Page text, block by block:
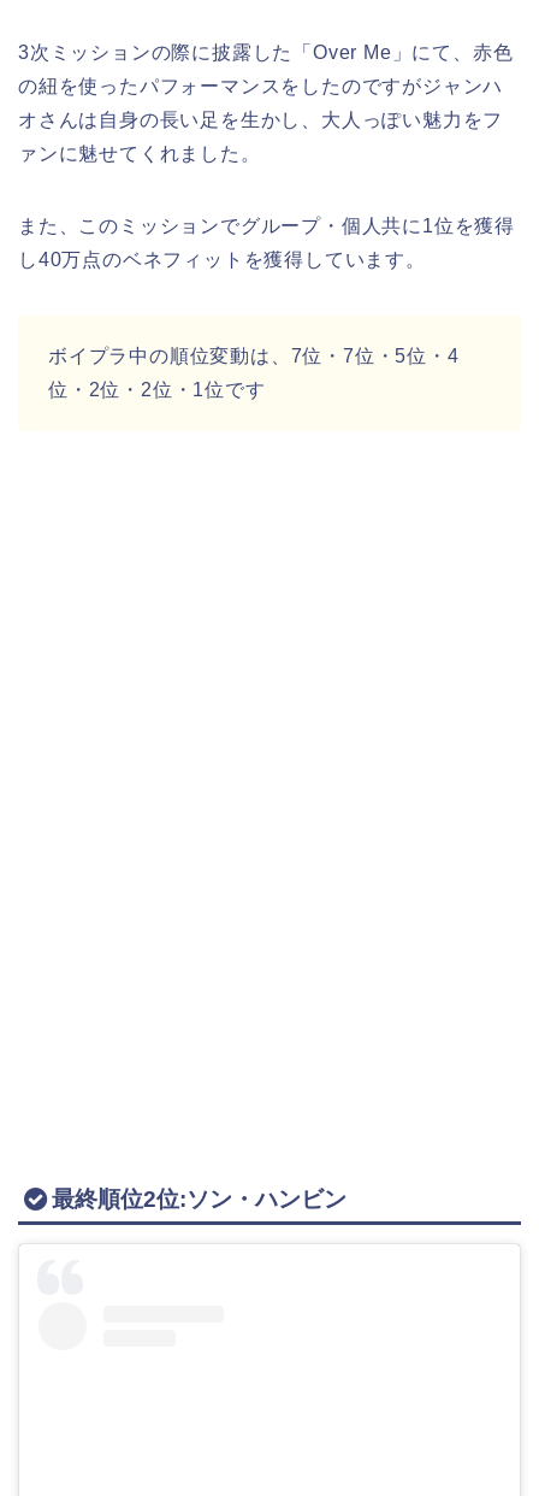
3次ミッションの際に披露した「Over Me」にて、赤色
の紐を使ったパフォーマンスをしたのですがジャンハ
オさんは自身の長い足を生かし、大人っぽい魅力をフ
ァンに魅せてくれました。
また、このミッションでグループ・個人共に1位を獲得
し40万点のベネフィットを獲得しています。
ボイプラ中の順位変動は、7位・7位・5位・4
位・2位・2位・1位です
最終順位2位:ソン・ハンビン